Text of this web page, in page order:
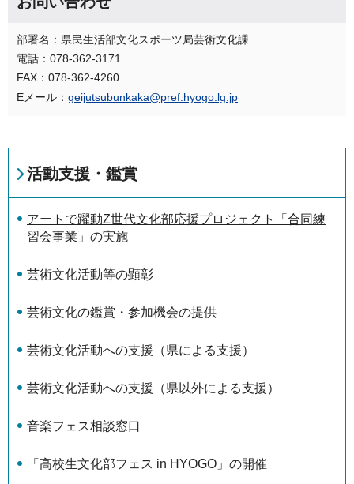
部署名：県民生活部文化スポーツ局芸術文化課
電話：078-362-3171
FAX：078-362-4260
Eメール： geijutsubunkaka@pref.hyogo.lg.jp
活動支援・鑑賞
アートで躍動Z世代文化部応援プロジェクト「合同練
習会事業」の実施
芸術文化活動等の顕彰
芸術文化の鑑賞・参加機会の提供
芸術文化活動への支援（県による支援）
芸術文化活動への支援（県以外による支援）
音楽フェス相談窓口
「高校生文化部フェス in HYOGO」の開催